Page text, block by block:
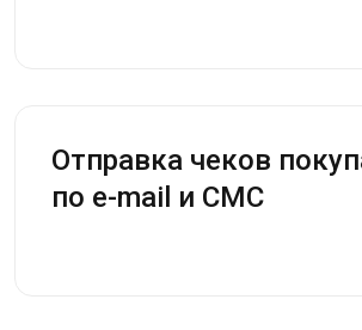
Отправка чеков
по e-mail и СМС